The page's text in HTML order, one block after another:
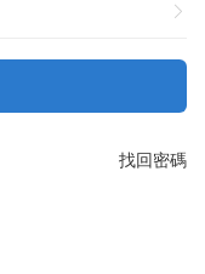
找回密碼